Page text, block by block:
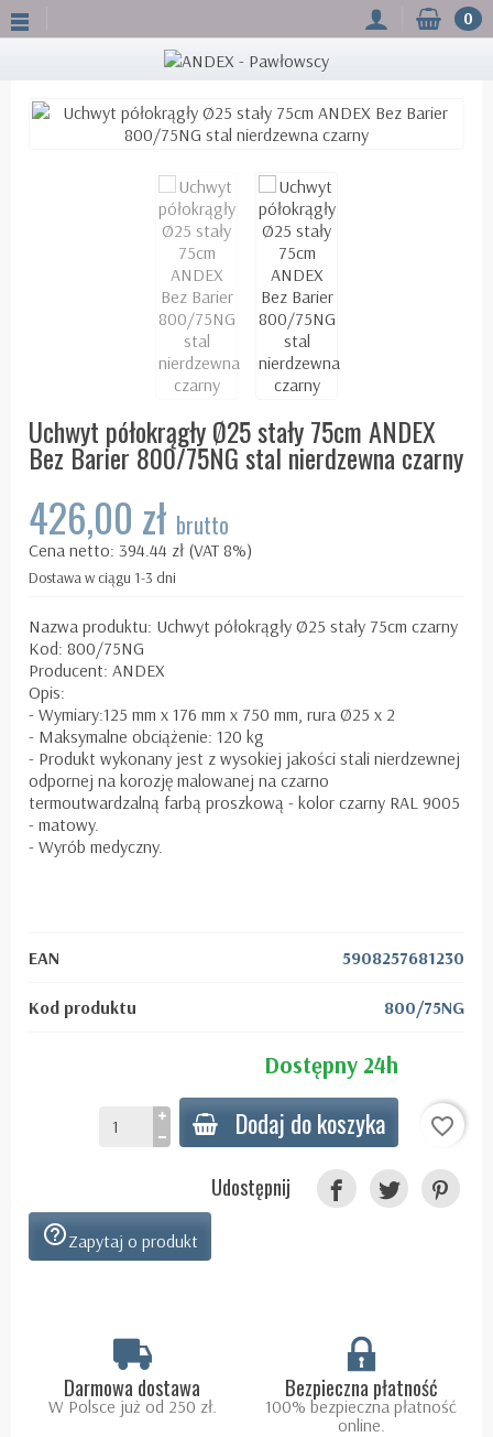
0
Uchwyt półokrągły Ø25 stały 75cm ANDEX
Bez Barier 800/75NG stal nierdzewna czarny
426,00 zł brutto
Cena netto: 394.44 zł (VAT 8%)
Dostawa w ciągu 1-3 dni
Nazwa produktu: Uchwyt półokrągły Ø25 stały 75cm czarny
Kod: 800/75NG
Producent: ANDEX
Opis:
- Wymiary:125 mm x 176 mm x 750 mm, rura Ø25 x 2
- Maksymalne obciążenie: 120 kg
- Produkt wykonany jest z wysokiej jakości stali nierdzewnej
odpornej na korozję malowanej na czarno
termoutwardzalną farbą proszkową - kolor czarny RAL 9005
- matowy.
- Wyrób medyczny.
EAN 5908257681230
Kod produktu 800/75NG
Dostępny 24h
Dodaj do koszyka favorite_border
Udostępnij
help_outlineZapytaj o produkt
Darmowa dostawa
W Polsce już od 250 zł.
Bezpieczna płatność
100% bezpieczna płatność
online.